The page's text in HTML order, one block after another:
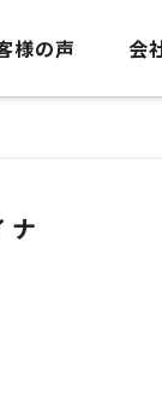
様の声 会